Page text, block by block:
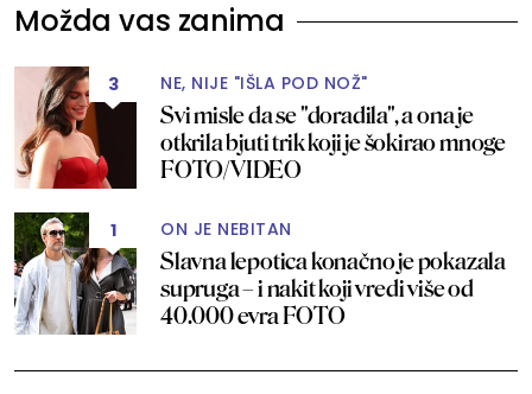
Možda vas zanima
3 NE, NIJE "IŠLA POD NOŽ"
Svi misle da se "doradila", a ona je
otkrila bjuti trik koji je šokirao mnoge
FOTO/VIDEO
1 ON JE NEBITAN
Slavna lepotica konačno je pokazala
supruga – i nakit koji vredi više od
40.000 evra FOTO